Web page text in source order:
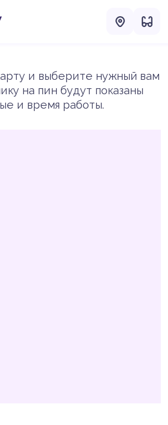
и выберите нужный вам
на пин будут показаны
и время работы.